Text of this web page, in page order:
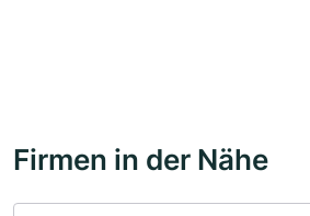
Firmen in der Nähe